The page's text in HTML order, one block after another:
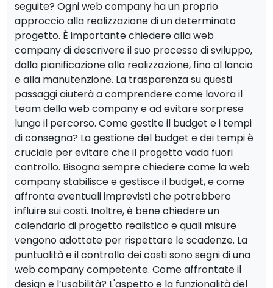
seguite? Ogni web company ha un proprio
approccio alla realizzazione di un determinato
progetto. È importante chiedere alla web
company di descrivere il suo processo di sviluppo,
dalla pianificazione alla realizzazione, fino al lancio
e alla manutenzione. La trasparenza su questi
passaggi aiuterà a comprendere come lavora il
team della web company e ad evitare sorprese
lungo il percorso. Come gestite il budget e i tempi
di consegna? La gestione del budget e dei tempi è
cruciale per evitare che il progetto vada fuori
controllo. Bisogna sempre chiedere come la web
company stabilisce e gestisce il budget, e come
affronta eventuali imprevisti che potrebbero
influire sui costi. Inoltre, è bene chiedere un
calendario di progetto realistico e quali misure
vengono adottate per rispettare le scadenze. La
puntualità e il controllo dei costi sono segni di una
web company competente. Come affrontate il
design e l’usabilità? L'aspetto e la funzionalità del